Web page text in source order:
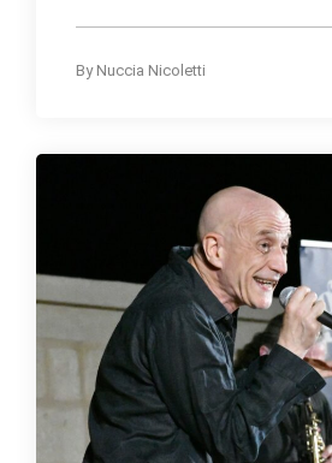
By Nuccia Nicoletti